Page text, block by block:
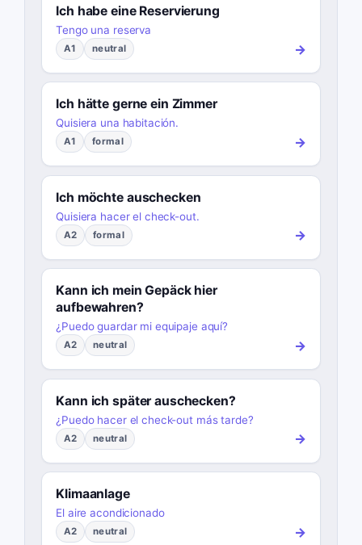
Ich habe eine Reservierung
Tengo una reserva
A1 neutral →
Ich hätte gerne ein Zimmer
Quisiera una habitación.
A1 formal →
Ich möchte auschecken
Quisiera hacer el check-out.
A2 formal →
Kann ich mein Gepäck hier
aufbewahren?
¿Puedo guardar mi equipaje aquí?
A2 neutral →
Kann ich später auschecken?
¿Puedo hacer el check-out más tarde?
A2 neutral →
Klimaanlage
El aire acondicionado
A2 neutral →